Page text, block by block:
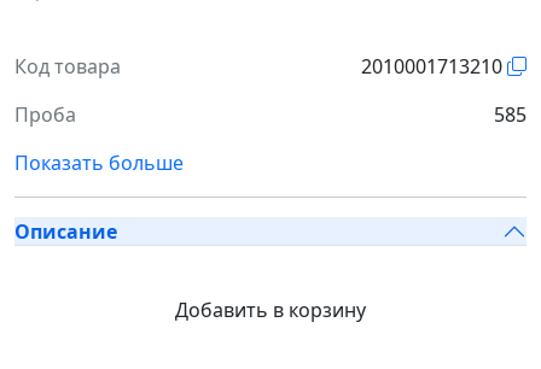
Код товара
2010001713210
Проба
585
Показать больше
Описание
Добавить в корзину